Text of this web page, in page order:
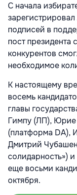
С начала
подписей в
пост президента
конкурентов
необходимое
К настоящему
восемь
главы
Гимпу (ЛП),
(платформа DA),
Дмитрий
солидарность»)
еще восьми
октября.